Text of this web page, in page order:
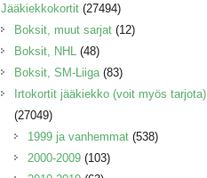
Jääkiekkokortit (27494)
Boksit, muut sarjat (12)
Boksit, NHL (48)
Boksit, SM-Liiga (83)
Irtokortit jääkiekko (voit myös tarjota)
(27049)
1999 ja vanhemmat (538)
2000-2009 (103)